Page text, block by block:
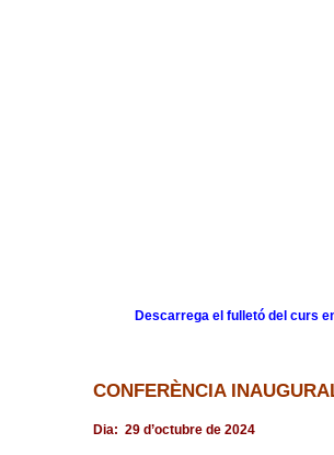
Descarrega el fulletó del curs
CONFERÈNCIA
Dia: 29 d’octubre de 2024